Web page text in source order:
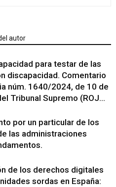
autor
para testar de las
discapacidad. Comentario
núm. 1640/2024, de 10 de
Tribunal Supremo (ROJ...
por un particular de los
las administraciones
de los derechos digitales
sordas en España: